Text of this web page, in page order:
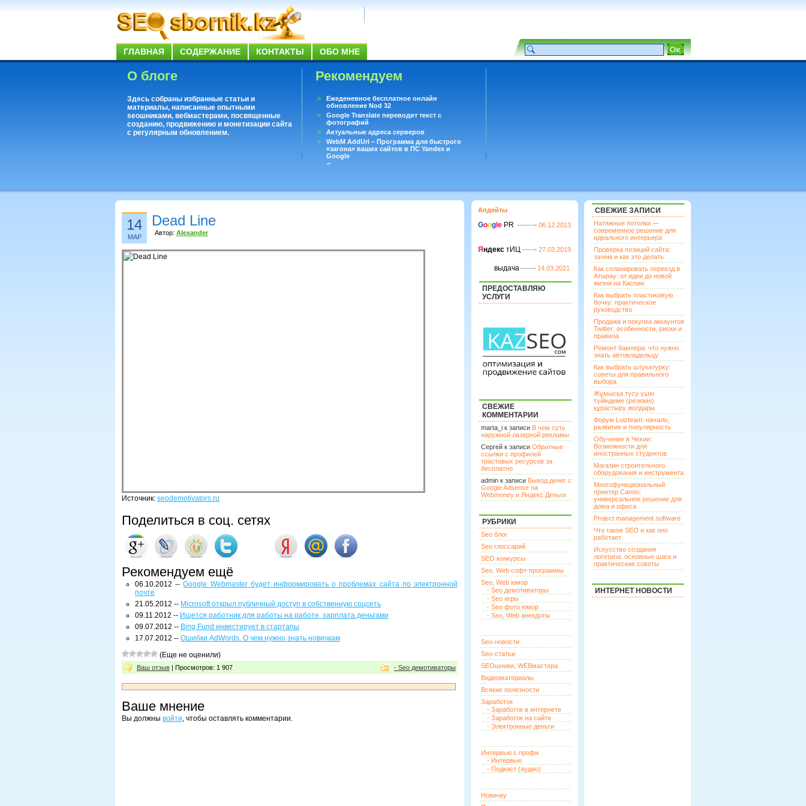
ГЛАВНАЯ СОДЕРЖАНИЕ КОНТАКТЫ ОБО МНЕ
О блоге
Здесь собраны избранные статьи и
материалы, написанные опытными
seoшниками, вебмастерами, посвященные
созданию, продвижению и монетизации сайта
с регулярным обновлением.
Рекомендуем
Ежеденевное бесплатное онлайн
обновление Nod 32
Google Translate переводит текст с
фотографий
Актуальные адреса серверов
WebM AddUrl – Программа для быстрого
«загона» ваших сайтов в ПС Yandex и
Google
Существует вопросы, на которые не может
14
МАР
Dead Line
Автор: Alexander
Источник: seodemotivators.ru
Поделиться в соц. сетях
Рекомендуем ещё
06.10.2012 --Google Webmaster будет информировать о проблемах сайта по электронной
почте
21.05.2012 -- Microsoft открыл публичный доступ в собственную соцсеть
09.11.2012 -- Ищется работник для работы на работе, зарплата деньгами
09.07.2012 -- Bing Fund инвестирует в стартапы
17.07.2012 -- Ошибки AdWords. О чем нужно знать новичкам
(Еще не оценили)
Ваш отзыв | Просмотров: 1 907 - Seo демотиваторы
Ваше мнение
Вы должны войти, чтобы оставлять комментарии.
Апдейты
Goog le PR 06.12.2013
Я ндекс тИЦ 27.03.2019
выдача 14.03.2021
ПРЕДОСТАВЛЯЮ
УСЛУГИ
СВЕЖИЕ
КОММЕНТАРИИ
marta_i к записи В чем суть
наружной лазерной рекламы
Сергей к записи Обратные
ссылки с профилей
трастовых ресурсов за
бесплатно
admin к записи Вывод денег с
Google Adsense на
Webmoney и Яндекс Деньги
РУБРИКИ
Seo блог
Seo глоссарий
SEO конкурсы
Seo, Web софт-программы
Seo, Web юмор
- Seo демотиваторы
- Seo игры
- Seo фото юмор
- Seo, Web анекдоты
Seo-новости
Seo-статьи
SEOшники, WEBмастера
Видеоматериалы
Всякие полезности
Заработок
- Заработок в интернете
- Заработок на сайте
- Электронные деньги
Интервью с профи
- Интервью
- Подкаст (аудио)
Новичку
СВЕЖИЕ ЗАПИСИ
Натяжные потолки —
современное решение для
идеального интерьера
Проверка позиций сайта:
зачем и как это делать
Как спланировать переезд в
Атырау: от идеи до новой
жизни на Каспии
Как выбрать пластиковую
бочку: практическое
руководство
Продажа и покупка аккаунтов
Twitter: особенности, риски и
правила
Ремонт бампера: что нужно
знать автовладельцу
Как выбрать штукатурку:
советы для правильного
выбора
Жұмысқа түсу үшін
түйіндеме (резюме)
құрастыру жолдары
Форум Lolzteam: начало,
развитие и популярность
Обучение в Чехии:
Возможности для
иностранных студентов
Магазин строительного
оборудования и инструмента
Многофункциональный
принтер Canon:
универсальное решение для
дома и офиса
Project management software
Что такое SEO и как оно
работает
Искусство создания
логотипа: основные шаги и
практические советы
ИНТЕРНЕТ НОВОСТИ